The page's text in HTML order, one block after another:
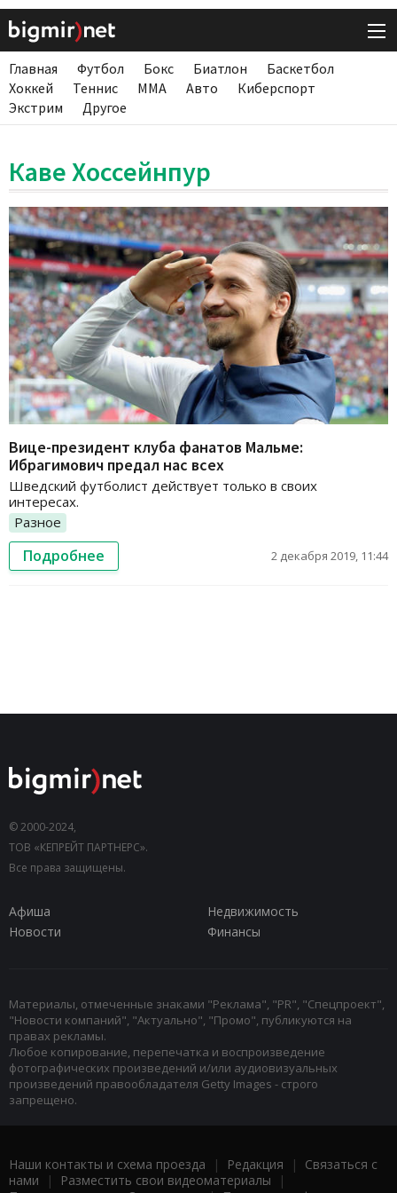
Главная Футбол Бокс Биатлон
Баскетбол
Хоккей
Теннис ММА Авто
Киберспорт
Экстрим
Другое
Каве Хоссейнпур
Вице-президент клуба фанатов Мальме:
Ибрагимович предал нас всех
Шведский футболист действует только в своих
интересах.
Разное
Подробнее 2 декабря 2019, 11:44
© 2000-2024,
ТОВ «КЕПРЕЙТ ПАРТНЕРС».
Все права защищены.
Афиша
Недвижимость
Новости
Финансы
Материалы, отмеченные знаками "Реклама", "PR", "Спецпроект",
"Новости компаний", "Актуально", "Промо", публикуются на
правах рекламы.
Любое копирование, перепечатка и воспроизведение
фотографических произведений и/или аудиовизуальных
произведений правообладателя Getty Images - строго
запрещено.
Наши контакты и схема проезда | Редакция | Связаться с
нами | Разместить свои видеоматериалы |